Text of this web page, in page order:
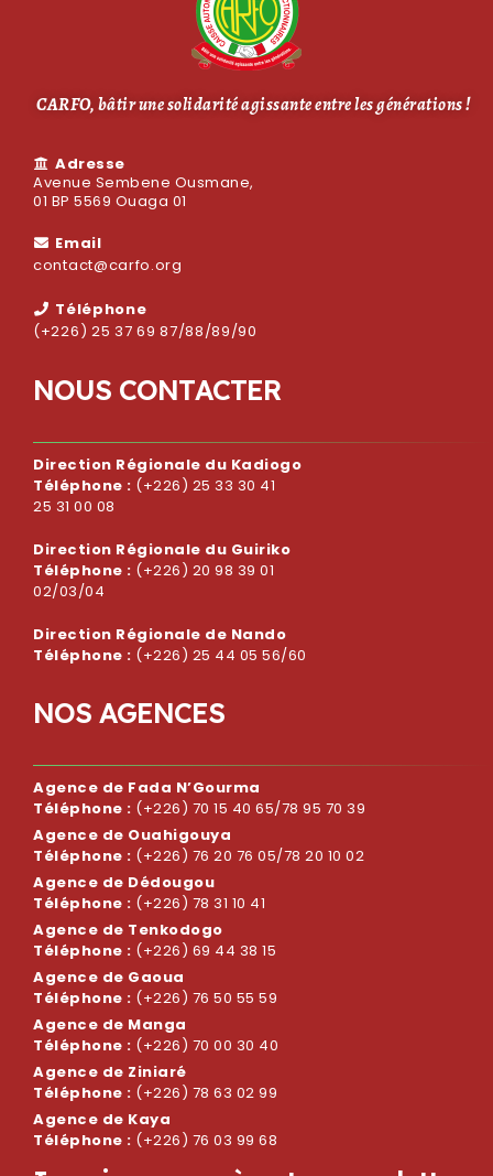
CARFO, bâtir une solidarité agissante entre les générations !
Adresse
Avenue Sembene Ousmane,
01 BP 5569 Ouaga 01
Email
contact@carfo.org
Téléphone
(+226) 25 37 69 87/88/89/90
NOUS CONTACTER
Direction Régionale du Kadiogo
Téléphone : (+226) 25 33 30 41
25 31 00 08
Direction Régionale du Guiriko
Téléphone : (+226) 20 98 39 01
02/03/04
Direction Régionale de Nando
Téléphone : (+226) 25 44 05 56/60
NOS AGENCES
Agence de Fada N’Gourma
Téléphone : (+226) 70 15 40 65/78 95 70 39
Agence de Ouahigouya
Téléphone : (+226) 76 20 76 05/78 20 10 02
Agence de Dédougou
Téléphone : (+226) 78 31 10 41
Agence de Tenkodogo
Téléphone : (+226) 69 44 38 15
Agence de Gaoua
Téléphone : (+226) 76 50 55 59
Agence de Manga
Téléphone : (+226) 70 00 30 40
Agence de Ziniaré
Téléphone : (+226) 78 63 02 99
Agence de Kaya
Téléphone : (+226) 76 03 99 68